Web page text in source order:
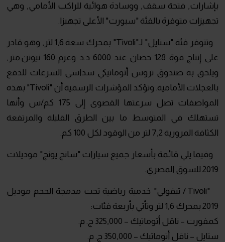
بإشارات, فتحة سقف, ووسادة هوائية للراكب الأمامي, وهي
تجهيزات متوفرة بالفئة "سبورت" الأعلى تجهيزا.
وتتوفر فئة "ستايل" لـ"Tivoli" بمحرك سعة 1,6 لتر, وهو قادر
على إنتاج قوة 128 حصان عند 6000 د.د وعزم 160 نيوتن.متر,
ويلحق به صندوق تروس أتوماتيكي سداسي السرعات للدفع
بالعجلات الأمامية. وتؤكد المؤشرات الرسمية أن "Tivoli" بهذه
المواصفات تصل سرعتها القصوى إلى 175 كم/س وأنها
تستهلك في المتوسط ما بين الطرق القليلة والمرتفعة
الكثافة المرورية 7,2 لتر من الوقود لكل 100 كم.
وفيما يلي قائمة بأسعار جميع سيارات "سانج يونج" موديلات
2019 للسوق المصري.
"Tivoli / تيفولي" خدمية رياضية تحت مدمجة الحجم موديل
2019 بمحرك 1,6 لتر وتأتي بأربعة فئات:
كمفورت – ناقل أتوماتيك – 325,000 ج. م.
ستايل – ناقل أتوماتيك – 350,000 ج. م.